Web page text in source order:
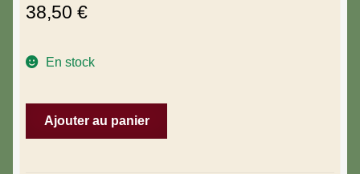
38,50 €
En stock
Ajouter au panier